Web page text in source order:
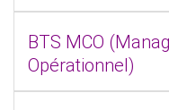
BTS MCO
Opérationnel)